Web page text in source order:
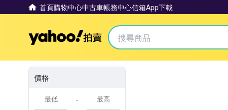
首頁購物中心中古車帳務中心信箱App下載
Yahoo拍賣
價格
-